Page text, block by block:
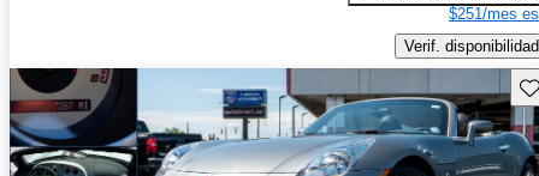
$251/mes
Verif. disponibilidad